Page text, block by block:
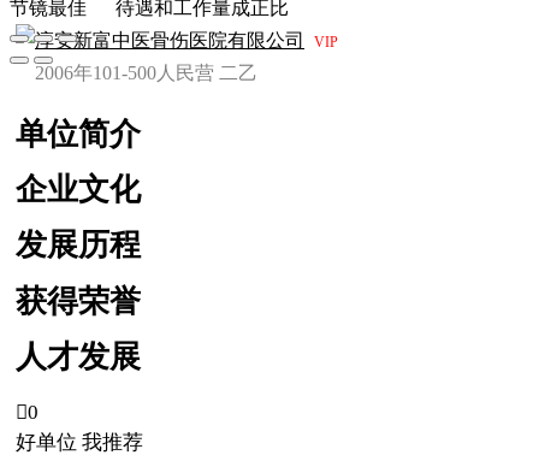
节镜最佳 待遇和工作量成正比
淳安新富中医骨伤医院有限公司
VIP
2006年101-500人 民营 二乙
单位简介
企业文化
发展历程
获得荣誉
人才发展
0
好单位 我推荐